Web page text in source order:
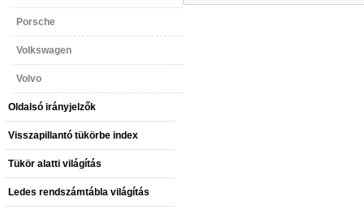
Porsche
Volkswagen
Volvo
Oldalsó irányjelzők
Visszapillantó tükörbe index
Tükör alatti világítás
Ledes rendszámtábla világítás